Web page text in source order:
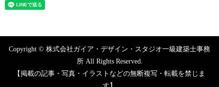
Copyright © 株式会社ガイア・デザイン・スタジオ一級建築士事務
所 All Rights Reserved.
【掲載の記事・写真・イラストなどの無断複写・転載を禁じま